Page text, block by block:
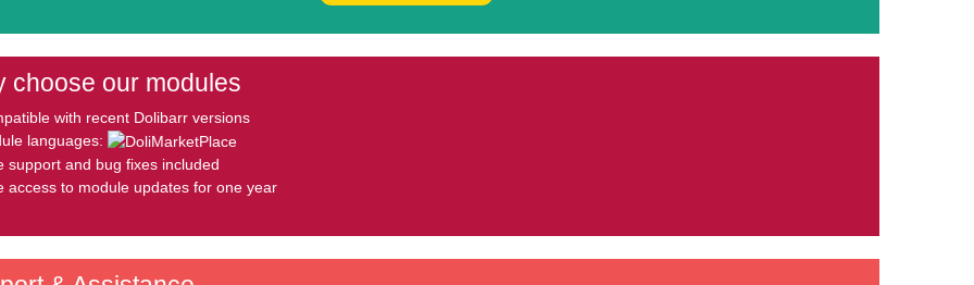
choose our modules
with recent Dolibarr versions
languages:
support and bug fixes included
access to module updates for one year